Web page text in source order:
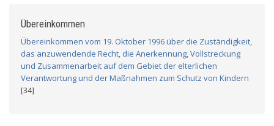
Übereinkommen
Übereinkommen vom 19. Oktober 1996 über die Zuständigkeit,
das anzuwendende Recht, die Anerkennung, Vollstreckung
und Zusammenarbeit auf dem Gebiet der elterlichen
Verantwortung und der Maßnahmen zum Schutz von Kindern
[34]